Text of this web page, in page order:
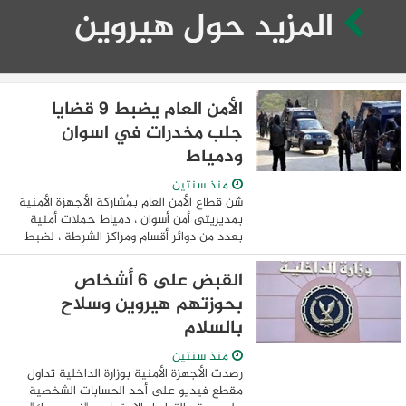
المزيد حول هيروين
الأمن العام يضبط 9 قضايا
جلب مخدرات في اسوان
ودمياط
منذ سنتين
شن قطاع الأمن العام بمُشاركة الأجهزة الأمنية
بمديريتى أمن أسوان ، دمياط حملات أمنية
بعدد من دوائر أقسام ومراكز الشرطة ، لضبط
حائزى ومتجرى المواد المخدرة والأسلحة النارية
والذخائر غير المرخصة وضبط ...
القبض على 6 أشخاص
بحوزتهم هيروين وسلاح
بالسلام
منذ سنتين
رصدت الأجهزة الأمنية بوزارة الداخلية تداول
مقطع فيديو على أحد الحسابات الشخصية